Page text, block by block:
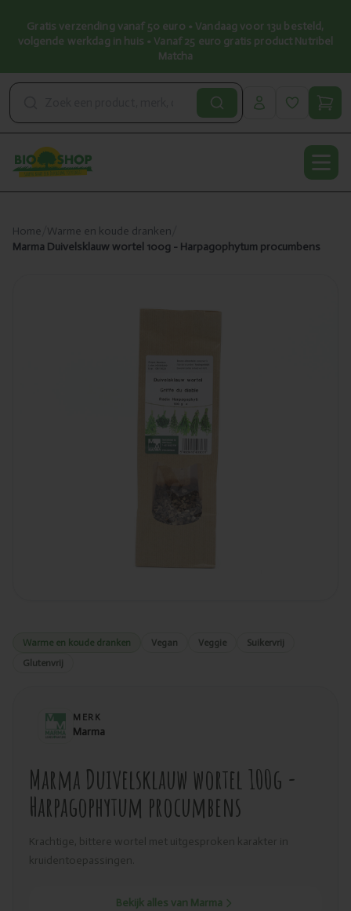
Gratis verzending vanaf 50 euro • Vandaag voor 13u besteld,
volgende werkdag in huis • Vanaf 25 euro gratis product Nutribel
Matcha
Home Warme en koude dranken
Marma Duivelsklauw wortel 100g - Harpagophytum procumbens
Warme en koude dranken Vegan Veggie
Suikervrij
Glutenvrij
MERK
Marma
Marma Duivelsklauw wortel 100g -
Harpagophytum procumbens
Krachtige, bittere wortel met uitgesproken karakter in
kruidentoepassingen.
Bekijk alles van Marma